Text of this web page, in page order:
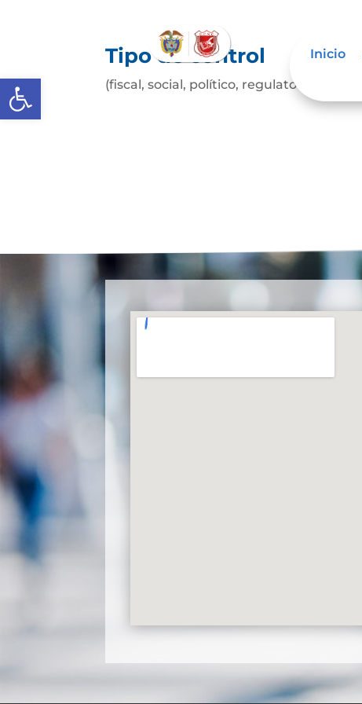
Abrir barra de herramientas
Inicio
Tipo de control
(fiscal, social, político, regulatorio, etc.)